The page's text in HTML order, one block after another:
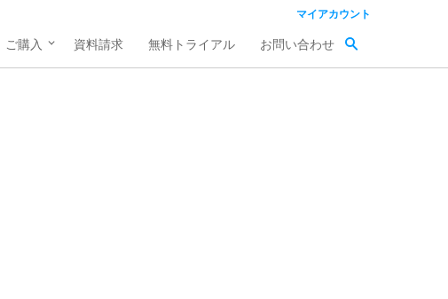
マイアカウント
ご購入 資料請求 無料トライアル お問い合わせ